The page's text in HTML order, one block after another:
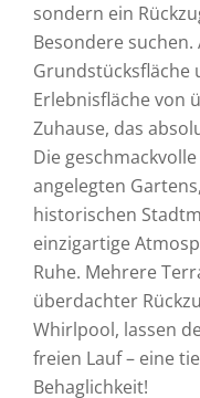
sondern ein
Besondere suchen.
Grundstücksfläche
Erlebnisfläche von
Zuhause, das
Die
angelegten
historischen
einzigartige
Ruhe. Mehrere
überdachter
Whirlpool, lassen
freien Lauf – eine
Behaglichkeit!